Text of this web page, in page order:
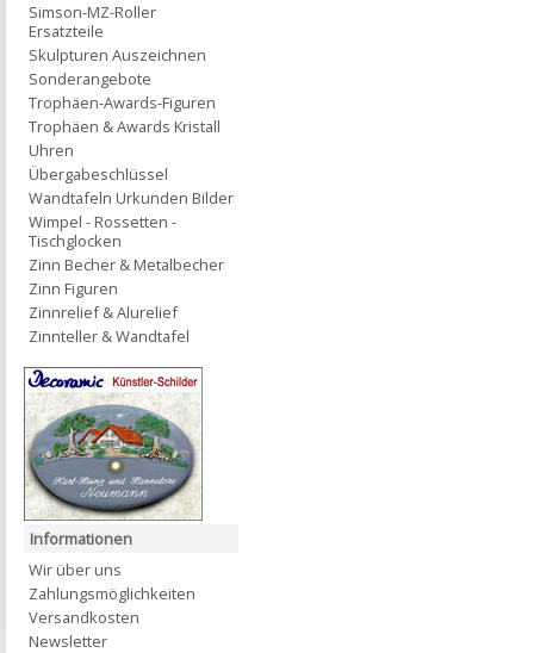
Simson-MZ-Roller
Ersatzteile
Skulpturen Auszeichnen
Sonderangebote
Trophäen-Awards-Figuren
Trophäen & Awards Kristall
Uhren
Übergabeschlüssel
Wandtafeln Urkunden Bilder
Wimpel - Rossetten -
Tischglocken
Zinn Becher & Metalbecher
Zinn Figuren
Zinnrelief & Alurelief
Zinnteller & Wandtafel
Informationen
Wir über uns
Zahlungsmöglichkeiten
Versandkosten
Newsletter